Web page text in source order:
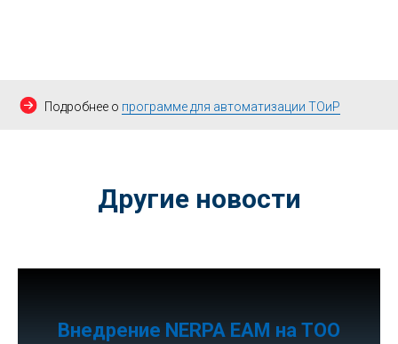
Подробнее о программе для автоматизации ТОиР
Другие новости
Внедрение NERPA EAM на ТОО